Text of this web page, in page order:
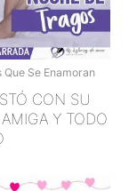
Que Se Enamoran
CON SU
Y TODO